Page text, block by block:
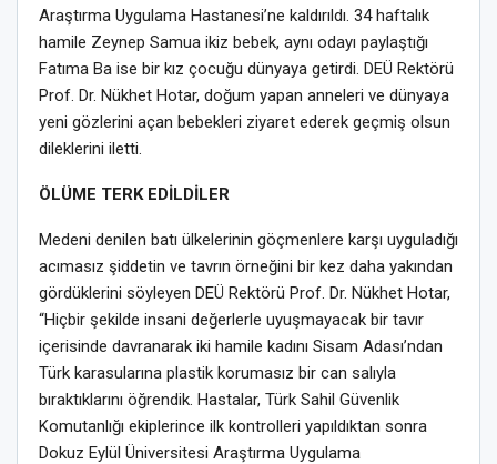
Araştırma Uygulama Hastanesi’ne kaldırıldı. 34 haftalık
hamile Zeynep Samua ikiz bebek, aynı odayı paylaştığı
Fatıma Ba ise bir kız çocuğu dünyaya getirdi. DEÜ Rektörü
Prof. Dr. Nükhet Hotar, doğum yapan anneleri ve dünyaya
yeni gözlerini açan bebekleri ziyaret ederek geçmiş olsun
dileklerini iletti.
ÖLÜME TERK EDİLDİLER
Medeni denilen batı ülkelerinin göçmenlere karşı uyguladığı
acımasız şiddetin ve tavrın örneğini bir kez daha yakından
gördüklerini söyleyen DEÜ Rektörü Prof. Dr. Nükhet Hotar,
“Hiçbir şekilde insani değerlerle uyuşmayacak bir tavır
içerisinde davranarak iki hamile kadını Sisam Adası’ndan
Türk karasularına plastik korumasız bir can salıyla
bıraktıklarını öğrendik. Hastalar, Türk Sahil Güvenlik
Komutanlığı ekiplerince ilk kontrolleri yapıldıktan sonra
Dokuz Eylül Üniversitesi Araştırma Uygulama